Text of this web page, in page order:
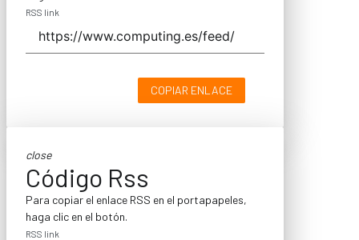
RSS link
COPIAR ENLACE
close
Código Rss
Para copiar el enlace RSS en el portapapeles,
haga clic en el botón.
RSS link